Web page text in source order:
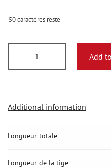
50caractères reste
Add
Additional information
Longueur totale
Longueur de la tige